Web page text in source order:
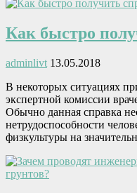
Как быстро
adminlivt 13.05.2018
В некоторых ситуациях
экспертной комиссии
Обычно данная справка
нетрудоспособности
физкультуры на